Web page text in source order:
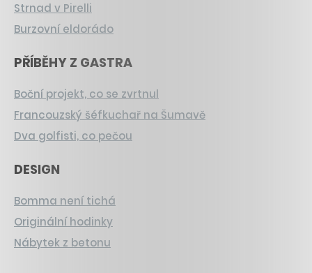
Strnad v Pirelli
Burzovní eldorádo
PŘÍBĚHY Z GASTRA
Boční projekt, co se zvrtnul
Francouzský šéfkuchař na Šumavě
Dva golfisti, co pečou
DESIGN
Bomma není tichá
Originální hodinky
Nábytek z betonu